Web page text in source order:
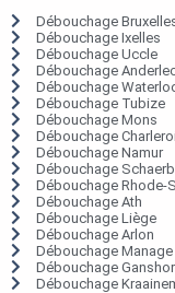
Débouchage
Débouchage Ixelles
Débouchage Uccle
Débouchage
Débouchage
Débouchage Tubize
Débouchage Mons
Débouchage
Débouchage Namur
Débouchage
Débouchage Rhode-
Débouchage Ath
Débouchage Liège
Débouchage Arlon
Débouchage Manage
Débouchage
Débouchage